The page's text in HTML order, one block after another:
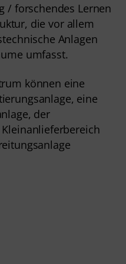
/ forschendes Lernen
die vor allem
Anlagen
umfasst.
können eine
eine
der